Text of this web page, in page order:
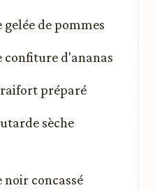
gelée de pommes
confiture d'ananas
raifort préparé
sèche
noir concassé